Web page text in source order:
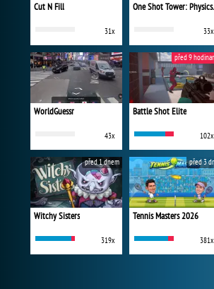
Cut N Fill
31x
One
33x
WorldGuessr
43x
Battle Shot Elite
102x
před 9
Witchy Sisters
319x
před 1 dnem
Tennis Masters 2026
381x
před 3